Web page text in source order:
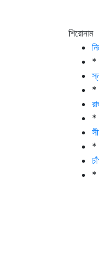
শিরোনাম
*
*
*
*
*